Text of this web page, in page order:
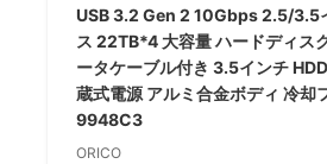
USB 3.2 Gen 2 10Gbps 2.5/3.5
ス 22TB*4 大容量 ハードディス
ータケーブル付き 3.5インチ
蔵式電源 アルミ合金ボディ 冷却
9948C3
ORICO